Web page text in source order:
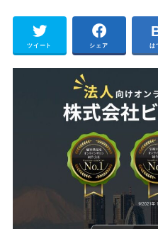
ツイート シェア は